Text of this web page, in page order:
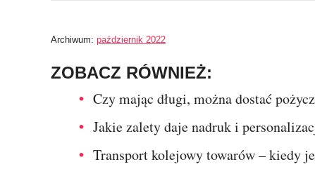
Archiwum: październik 2022
ZOBACZ RÓWNIEŻ:
Czy mając długi, można dostać
Jakie zalety daje nadruk i
Transport kolejowy towarów – kiedy